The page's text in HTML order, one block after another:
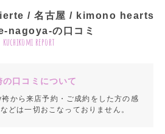
/ 名古屋 / kimono hearts
nagoya-の口コミ
kuchikomi report
の口コミについて
から来店予約・ご成約をした方の感
どは一切おこなっておりません。